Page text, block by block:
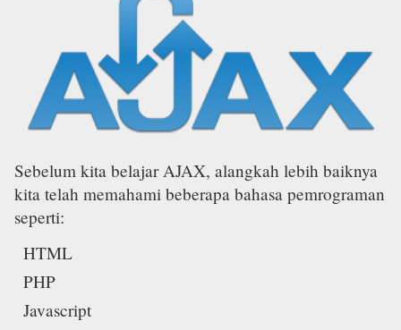
Sebelum kita belajar AJAX, alangkah lebih baiknya
kita telah memahami beberapa bahasa pemrograman
seperti:
HTML
PHP
Javascript